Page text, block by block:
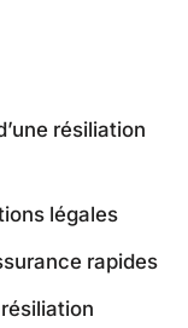
résiliation
légales
rapides